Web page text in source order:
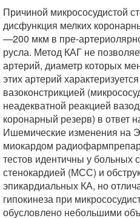
Причиной микрососудистой
дисфункция мелких
—200 мкм в пре-
русла. Метод КАГ не
артерий, диаметр которых
этих артерий
вазоконстрикцией
неадекватной реакцией
коронарный резерв) в ответ
Ишемические изменения на
миокардом
тестов идентичны у больных
стенокардией (МСС) и
эпикардиальных КА, но
гипокинеза при
обусловлено небольшими